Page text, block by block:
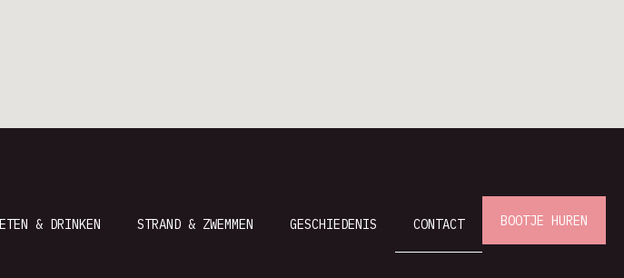
ETEN & DRINKEN STRAND & ZWEMMEN GESCHIEDENIS CONTACT BOOTJE HUREN